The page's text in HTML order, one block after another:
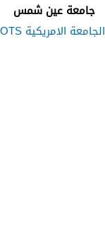
جامعة عين شمس
الجامعة الامريكية OTS